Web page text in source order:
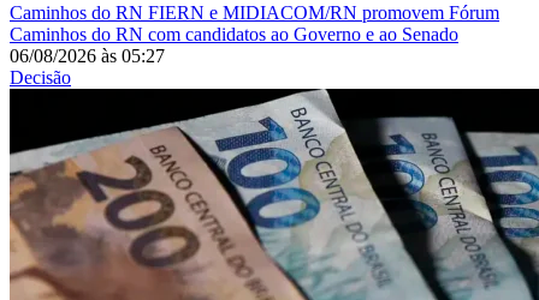
Caminhos do RN FIERN e MIDIACOM/RN promovem Fórum
Caminhos do RN com candidatos ao Governo e ao Senado
06/08/2026 às 05:27
Decisão